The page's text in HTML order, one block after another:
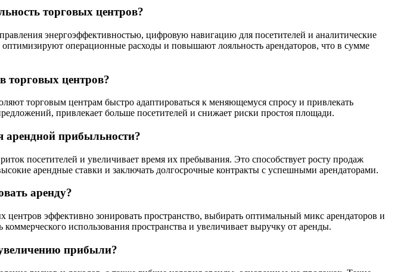
торговых центров?
энергоэффективностью, цифровую навигацию для посетителей и аналитические
операционные расходы и повышают лояльность арендаторов, что в сумме
торговых центров?
торговым центрам быстро адаптироваться к меняющемуся спросу и привлекать
привлекает больше посетителей и снижает риски простоя площади.
арендной прибыльности?
посетителей и увеличивает время их пребывания. Это способствует росту продаж
арендные ставки и заключать долгосрочные контракты с успешными арендаторами.
аренду?
эффективно зонировать пространство, выбирать оптимальный микс арендаторов и
использования пространства и увеличивает выручку от аренды.
прибыли?